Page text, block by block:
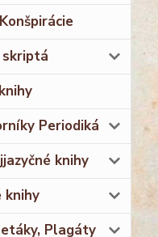
skriptá
Periodiká
knihy
knihy
Plagáty